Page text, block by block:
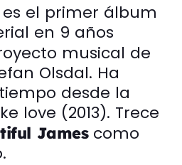
el primer álbum
en 9 años
musical de
Olsdal. Ha
desde la
love (2013). Trece
Jamescomo